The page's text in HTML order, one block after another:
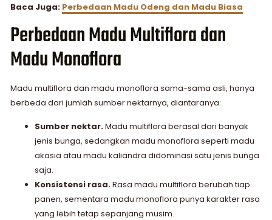
Baca Juga: Perbedaan Madu Odeng dan Madu Biasa
Perbedaan Madu Multiflora dan
Madu Monoflora
Madu multiflora dan madu monoflora sama-sama asli, hanya
berbeda dari jumlah sumber nektarnya, diantaranya:
Sumber nektar.Madu multiflora berasal dari banyak
jenis bunga, sedangkan madu monoflora seperti madu
akasia atau madu kaliandra didominasi satu jenis bunga
saja.
Konsistensi rasa.Rasa madu multiflora berubah tiap
panen, sementara madu monoflora punya karakter rasa
yang lebih tetap sepanjang musim.